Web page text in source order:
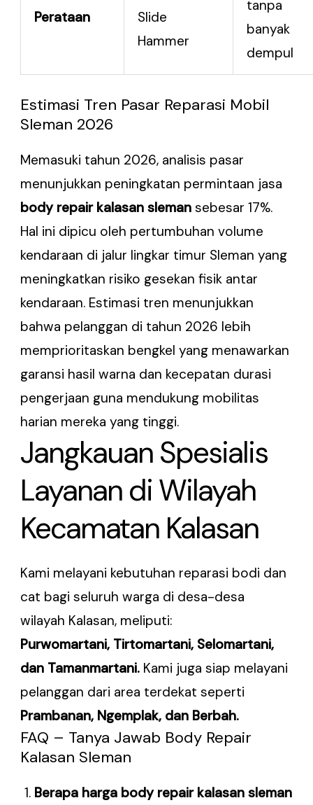
Perataan
Slide
Hammer
tanpa
banyak
dempul
Estimasi Tren Pasar Reparasi Mobil
Sleman 2026
Memasuki tahun 2026, analisis pasar
menunjukkan peningkatan permintaan jasa
body repair kalasan sleman sebesar 17%.
Hal ini dipicu oleh pertumbuhan volume
kendaraan di jalur lingkar timur Sleman yang
meningkatkan risiko gesekan fisik antar
kendaraan. Estimasi tren menunjukkan
bahwa pelanggan di tahun 2026 lebih
memprioritaskan bengkel yang menawarkan
garansi hasil warna dan kecepatan durasi
pengerjaan guna mendukung mobilitas
harian mereka yang tinggi.
Jangkauan Spesialis
Layanan di Wilayah
Kecamatan Kalasan
Kami melayani kebutuhan reparasi bodi dan
cat bagi seluruh warga di desa-desa
wilayah Kalasan, meliputi:
Purwomartani, Tirtomartani, Selomartani,
dan Tamanmartani. Kami juga siap melayani
pelanggan dari area terdekat seperti
Prambanan, Ngemplak, dan Berbah.
FAQ – Tanya Jawab Body Repair
Kalasan Sleman
Berapa harga body repair kalasan sleman